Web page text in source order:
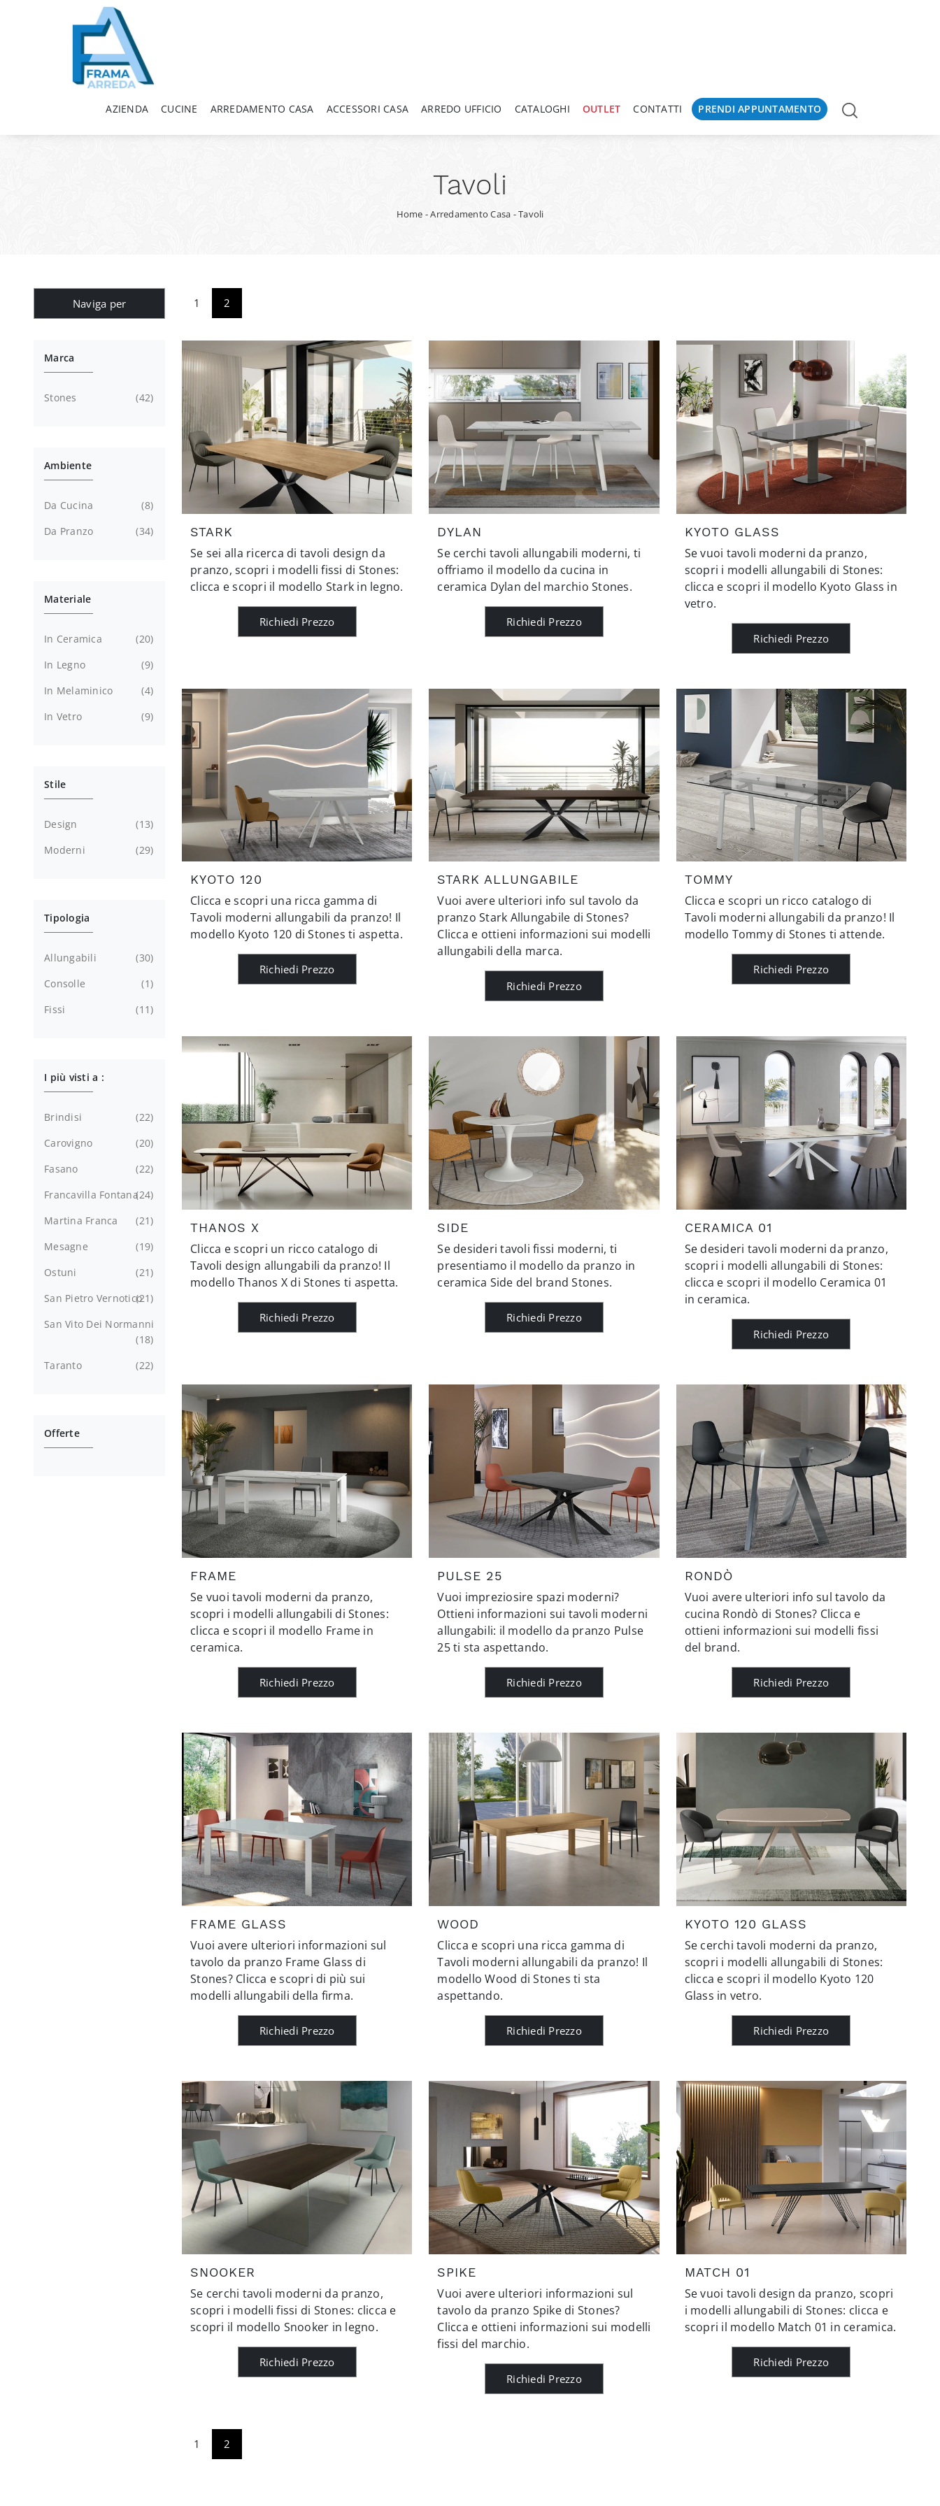
AZIENDA CUCINE ARREDAMENTO CASA ACCESSORI CASA ARREDO UFFICIO CATALOGHI OUTLET CONTATTI PRENDI APPUNTAMENTO
Tavoli
Home -Arredamento Casa -Tavoli
1 2
STARK
Se sei alla ricerca di tavoli design da
pranzo, scopri i modelli fissi di Stones:
clicca e scopri il modello Stark in legno.
Richiedi Prezzo
DYLAN
Se cerchi tavoli allungabili moderni, ti
offriamo il modello da cucina in
ceramica Dylan del marchio Stones.
Richiedi Prezzo
KYOTO GLASS
Se vuoi tavoli moderni da pranzo,
scopri i modelli allungabili di Stones:
clicca e scopri il modello Kyoto Glass in
vetro.
Richiedi Prezzo
KYOTO 120
Clicca e scopri una ricca gamma di
Tavoli moderni allungabili da pranzo! Il
modello Kyoto 120 di Stones ti aspetta.
Richiedi Prezzo
STARK ALLUNGABILE
Vuoi avere ulteriori info sul tavolo da
pranzo Stark Allungabile di Stones?
Clicca e ottieni informazioni sui modelli
allungabili della marca.
Richiedi Prezzo
TOMMY
Clicca e scopri un ricco catalogo di
Tavoli moderni allungabili da pranzo! Il
modello Tommy di Stones ti attende.
Richiedi Prezzo
THANOS X
Clicca e scopri un ricco catalogo di
Tavoli design allungabili da pranzo! Il
modello Thanos X di Stones ti aspetta.
Richiedi Prezzo
SIDE
Se desideri tavoli fissi moderni, ti
presentiamo il modello da pranzo in
ceramica Side del brand Stones.
Richiedi Prezzo
CERAMICA 01
Se desideri tavoli moderni da pranzo,
scopri i modelli allungabili di Stones:
clicca e scopri il modello Ceramica 01
in ceramica.
Richiedi Prezzo
FRAME
Se vuoi tavoli moderni da pranzo,
scopri i modelli allungabili di Stones:
clicca e scopri il modello Frame in
ceramica.
Richiedi Prezzo
PULSE 25
Vuoi impreziosire spazi moderni?
Ottieni informazioni sui tavoli moderni
allungabili: il modello da pranzo Pulse
25 ti sta aspettando.
Richiedi Prezzo
RONDÒ
Vuoi avere ulteriori info sul tavolo da
cucina Rondò di Stones? Clicca e
ottieni informazioni sui modelli fissi
del brand.
Richiedi Prezzo
FRAME GLASS
Vuoi avere ulteriori informazioni sul
tavolo da pranzo Frame Glass di
Stones? Clicca e scopri di più sui
modelli allungabili della firma.
Richiedi Prezzo
WOOD
Clicca e scopri una ricca gamma di
Tavoli moderni allungabili da pranzo! Il
modello Wood di Stones ti sta
aspettando.
Richiedi Prezzo
KYOTO 120 GLASS
Se cerchi tavoli moderni da pranzo,
scopri i modelli allungabili di Stones:
clicca e scopri il modello Kyoto 120
Glass in vetro.
Richiedi Prezzo
SNOOKER
Se cerchi tavoli moderni da pranzo,
scopri i modelli fissi di Stones: clicca e
scopri il modello Snooker in legno.
Richiedi Prezzo
SPIKE
Vuoi avere ulteriori informazioni sul
tavolo da pranzo Spike di Stones?
Clicca e ottieni informazioni sui modelli
fissi del marchio.
Richiedi Prezzo
MATCH 01
Se vuoi tavoli design da pranzo, scopri
i modelli allungabili di Stones: clicca e
scopri il modello Match 01 in ceramica.
Richiedi Prezzo
1 2
Naviga per
Marca
Stones 42
Ambiente
Da Cucina
8
Da Pranzo
34
Materiale
In Ceramica
20
In Legno
9
In Melaminico
4
In Vetro
9
Stile
Design
13
Moderni
29
Tipologia
Allungabili
30
Consolle
1
Fissi
11
I più visti a :
Brindisi
22
Carovigno
20
Fasano
22
Francavilla Fontana24
Martina Franca
21
Mesagne
19
Ostuni
21
San Pietro Vernotico21
San Vito Dei Normanni
18
Taranto
22
Offerte